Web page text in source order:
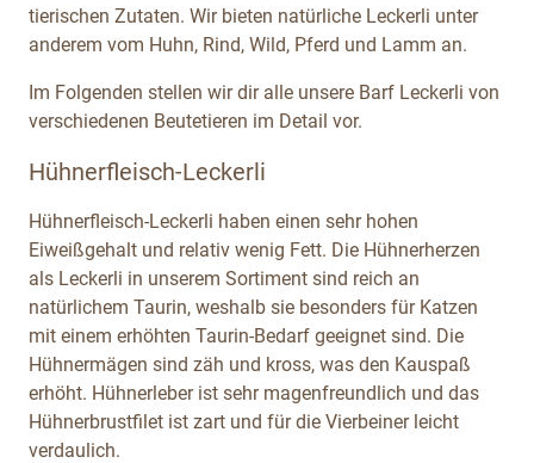
tierischen Zutaten. Wir bieten natürliche Leckerli unter
anderem vom Huhn, Rind, Wild, Pferd und Lamm an.
Im Folgenden stellen wir dir alle unsere Barf Leckerli von
verschiedenen Beutetieren im Detail vor.
Hühnerfleisch-Leckerli
Hühnerfleisch-Leckerli haben einen sehr hohen
Eiweißgehalt und relativ wenig Fett. Die Hühnerherzen
als Leckerli in unserem Sortiment sind reich an
natürlichem Taurin, weshalb sie besonders für Katzen
mit einem erhöhten Taurin-Bedarf geeignet sind. Die
Hühnermägen sind zäh und kross, was den Kauspaß
erhöht. Hühnerleber ist sehr magenfreundlich und das
Hühnerbrustfilet ist zart und für die Vierbeiner leicht
verdaulich.